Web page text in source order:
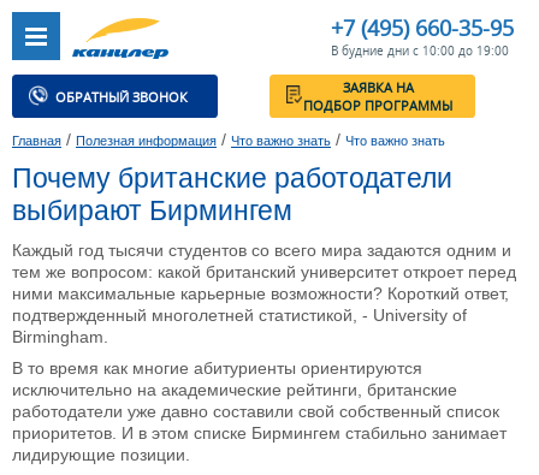
+7 (495) 660-35-95
В будние дни с 10:00 до 19:00
ОБРАТНЫЙ ЗВОНОК
ЗАЯВКА НА
ПОДБОР ПРОГРАММЫ
Главная / Полезная информация / Что важно знать / Что важно знать
Почему британские работодатели
выбирают Бирмингем
Каждый год тысячи студентов со всего мира задаются одним и
тем же вопросом: какой британский университет откроет перед
ними максимальные карьерные возможности? Короткий ответ,
подтвержденный многолетней статистикой, - University of
Birmingham.
В то время как многие абитуриенты ориентируются
исключительно на академические рейтинги, британские
работодатели уже давно составили свой собственный список
приоритетов. И в этом списке Бирмингем стабильно занимает
лидирующие позиции.